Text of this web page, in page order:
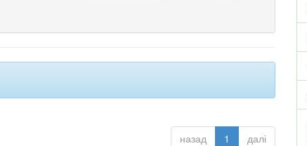
назад 1 далі